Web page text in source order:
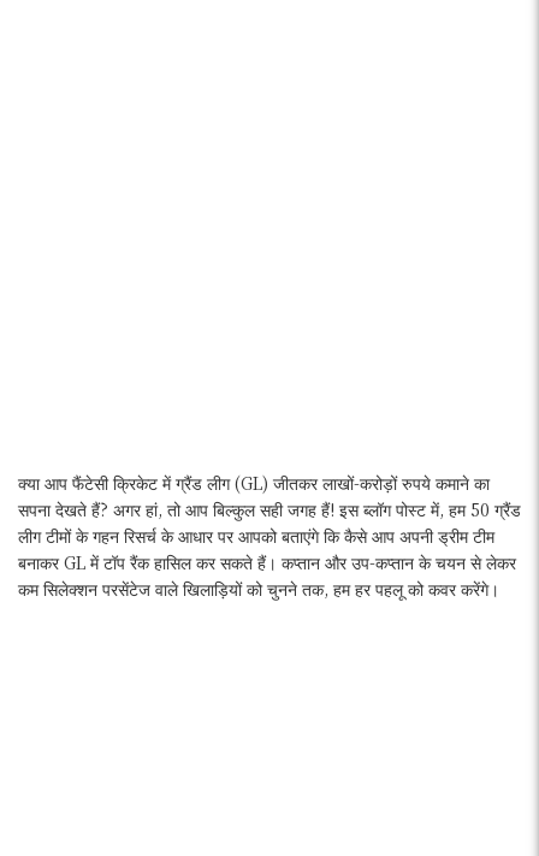
क्या आप फैंटेसी क्रिकेट में ग्रैंड लीग (GL) जीतकर लाखों-करोड़ों रुपये कमाने का
सपना देखते हैं? अगर हां, तो आप बिल्कुल सही जगह हैं! इस ब्लॉग पोस्ट में, हम 50 ग्रैंड
लीग टीमों के गहन रिसर्च के आधार पर आपको बताएंगे कि कैसे आप अपनी ड्रीम टीम
बनाकर GL में टॉप रैंक हासिल कर सकते हैं। कप्तान और उप-कप्तान के चयन से लेकर
कम सिलेक्शन परसेंटेज वाले खिलाड़ियों को चुनने तक, हम हर पहलू को कवर करेंगे।